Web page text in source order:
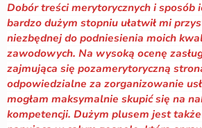
Dobór treści merytorycznych i sposób
bardzo dużym stopniu ułatwił mi
niezbędnej do podniesienia moich
zawodowych. Na wysoką ocenę
zajmująca się pozamerytoryczną
odpowiedzialne za zorganizowanie
mogłam maksymalnie skupić się na
kompetencji. Dużym plusem jest